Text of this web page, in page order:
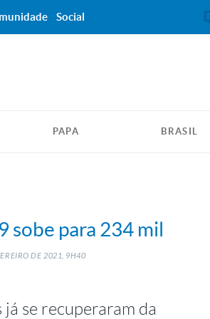
PAPA BRASIL
sobe para 234 mil
DE 2021, 9H40
se recuperaram da
Social